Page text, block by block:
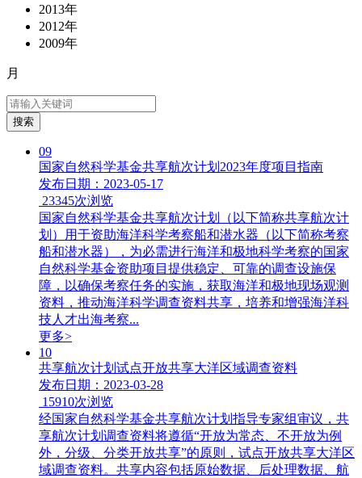
2013年
2012年
2009年
月
搜索
09
国家自然科学基金共享航次计划2023年度项目指南
发布日期：2023-05-17
23345次浏览
国家自然科学基金共享航次计划（以下简称共享航次计
划）用于资助海洋科学考察船和潜水器（以下简称考察
船和潜水器），为必需进行海洋和极地科学考察的国家
自然科学基金资助项目提供稳定、可靠的调查设施保
障，以确保考察任务的实施，获取海洋和极地现场观测
资料，推动海洋科学调查资料共享，培养和增强海洋科
技人才出海考察...
更多>
10
共享航次计划试点开放共享大洋区域调查资料
发布日期：2023-03-28
15910次浏览
经国家自然科学基金共享航次计划指导专家组审议，共
享航次计划调查资料将遵循“开放为常态、不开放为例
外，分级、分类开放共享”的原则，试点开放共享大洋区
域调查资料。共享内容包括原始数据、后处理数据、航